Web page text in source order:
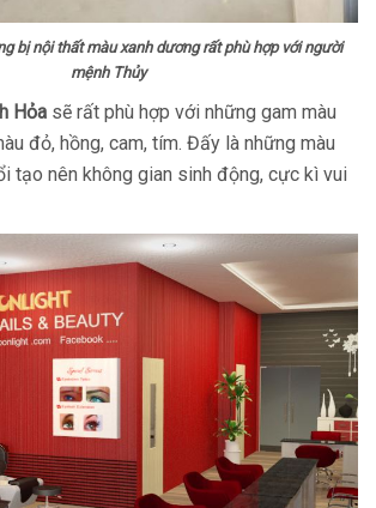
bị nội thất màu xanh dương rất phù hợp với người
mệnh Thủy
Hỏa sẽ rất phù hợp với những gam màu
đỏ, hồng, cam, tím. Đấy là những màu
tạo nên không gian sinh động, cực kì vui